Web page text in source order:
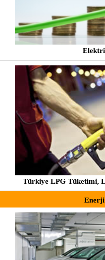
Türkiye LPG Tüketimi,